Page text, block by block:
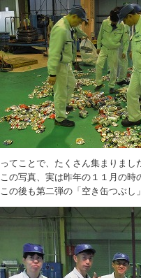
ってことで、たくさん集まりまし
この写真、実は昨年の１１月の時
この後も第二弾の「空き缶つぶし